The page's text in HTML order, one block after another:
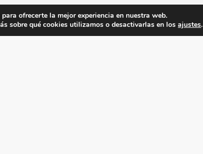
ofrecerte la mejor experiencia en nuestra web.
sobre qué cookies utilizamos o desactivarlas en losajustes.